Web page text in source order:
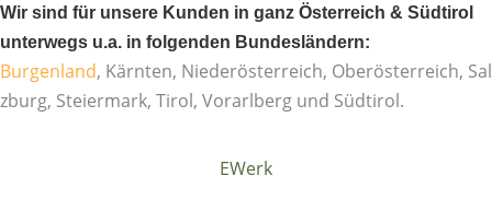
Wir sind für unsere Kunden in ganz Österreich & Südtirol
unterwegs u.a. in folgenden Bundesländern:
Burgenland, Kärnten, Niederösterreich, Oberösterreich, Sal
zburg, Steiermark, Tirol, Vorarlberg und Südtirol.
EWerk